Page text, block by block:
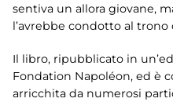
sentiva un allora giovane,
l’avrebbe condotto al
Il libro, ripubblicato in
Fondation Napoléon, ed è
arricchita da numerosi